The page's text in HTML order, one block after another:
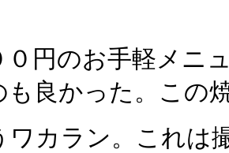
円のお手軽メニ
も良かった。この
ワカラン。これは